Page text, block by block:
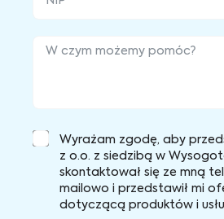
Wyrażam zgodę, aby
z o.o. z siedzibą w
skontaktował się ze mną
mailowo i przedstawił mi
dotyczącą produktów i